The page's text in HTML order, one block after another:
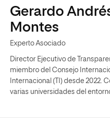
Gerardo
Montes
Experto Asociado
Director Ejecutivo de
miembro del Consejo
Internacional (TI) desde 2022.
varias universidades del